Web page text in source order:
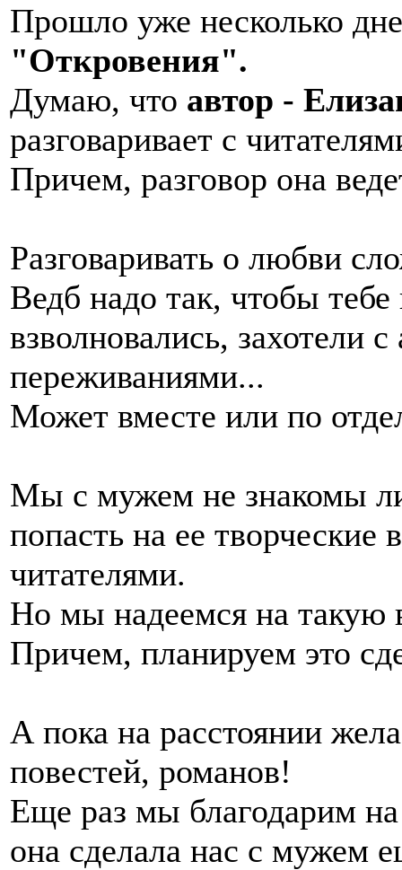
Прошло уже несколько
"Откровения".
Думаю, что автор -
разговаривает с
Причем, разговор она
Разговаривать о любви
Ведб надо так, чтобы
взволновались, захотели
переживаниями...
Может вместе или по
Мы с мужем не знакомы
попасть на ее творческие
читателями.
Но мы надеемся на такую
Причем, планируем это
А пока на расстоянии
повестей, романов!
Еще раз мы благодарим
она сделала нас с мужем